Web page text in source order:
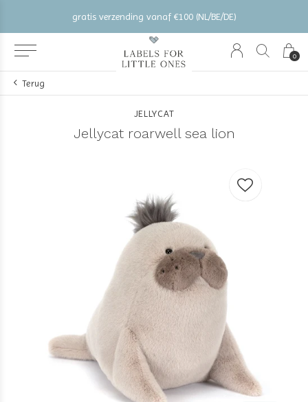
0
gratis verzending vanaf €100 (NL/BE/DE)
Terug
JELLYCAT
Jellycat roarwell sea lion